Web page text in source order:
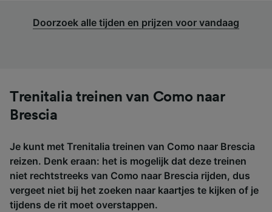
Doorzoek alle tijden en prijzen voor vandaag
Trenitalia treinen van Como naar
Brescia
Je kunt met Trenitalia treinen van Como naar Brescia
reizen. Denk eraan: het is mogelijk dat deze treinen
niet rechtstreeks van Como naar Brescia rijden, dus
vergeet niet bij het zoeken naar kaartjes te kijken of je
tijdens de rit moet overstappen.